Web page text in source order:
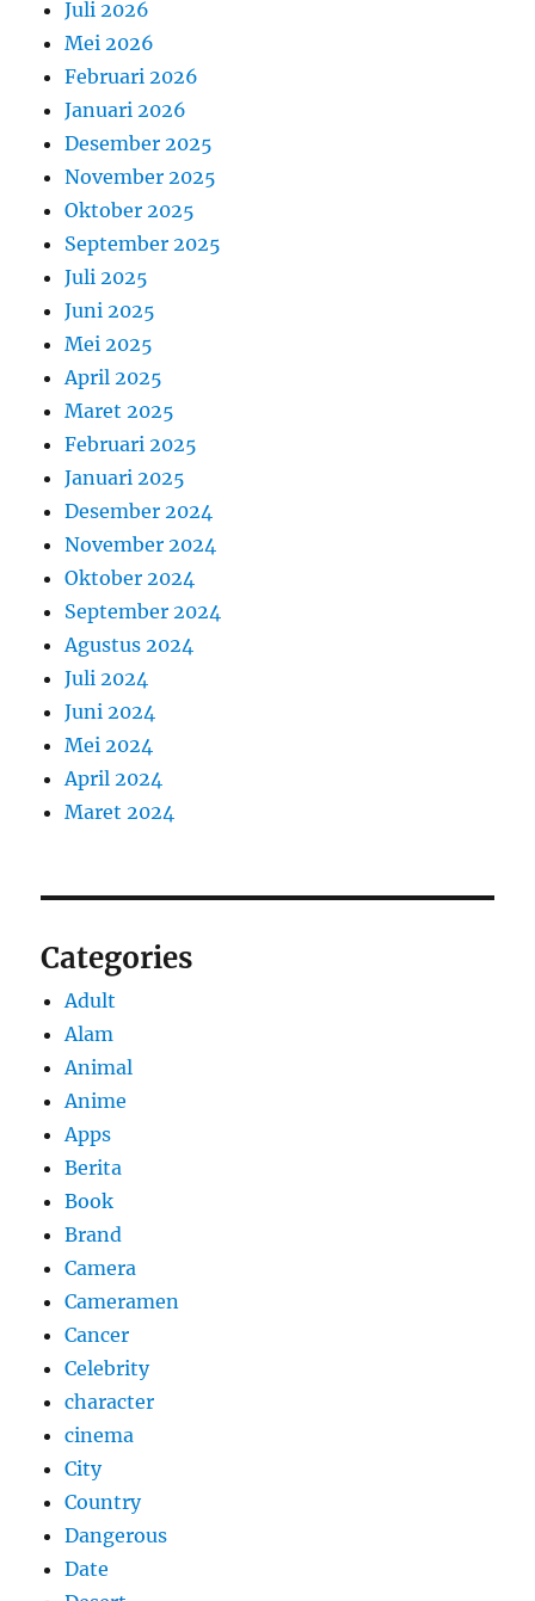
Juli 2026
Mei 2026
Februari 2026
Januari 2026
Desember 2025
November 2025
Oktober 2025
September 2025
Juli 2025
Juni 2025
Mei 2025
April 2025
Maret 2025
Februari 2025
Januari 2025
Desember 2024
November 2024
Oktober 2024
September 2024
Agustus 2024
Juli 2024
Juni 2024
Mei 2024
April 2024
Maret 2024
Categories
Adult
Alam
Animal
Anime
Apps
Berita
Book
Brand
Camera
Cameramen
Cancer
Celebrity
character
cinema
City
Country
Dangerous
Date